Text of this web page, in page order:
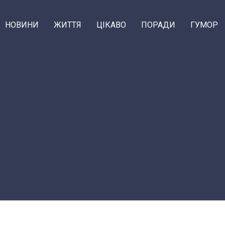
НОВИНИ ЖИТТЯ ЦІКАВО ПОРАДИ ГУМОР